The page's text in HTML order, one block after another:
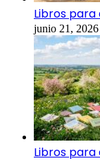
Libros
junio 21, 2026
Libros